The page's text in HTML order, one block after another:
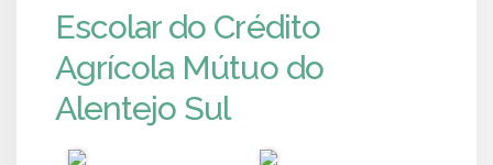
Escolar do Crédito
Agrícola Mútuo do
Alentejo Sul